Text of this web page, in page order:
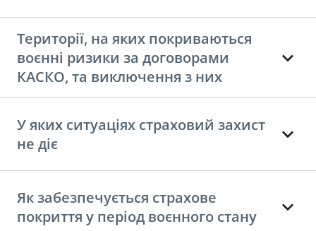
Території, на яких покриваються
воєнні ризики за договорами
КАСКО, та виключення з них
У яких ситуаціях страховий захист
не діє
Як забезпечується страхове
покриття у період воєнного стану